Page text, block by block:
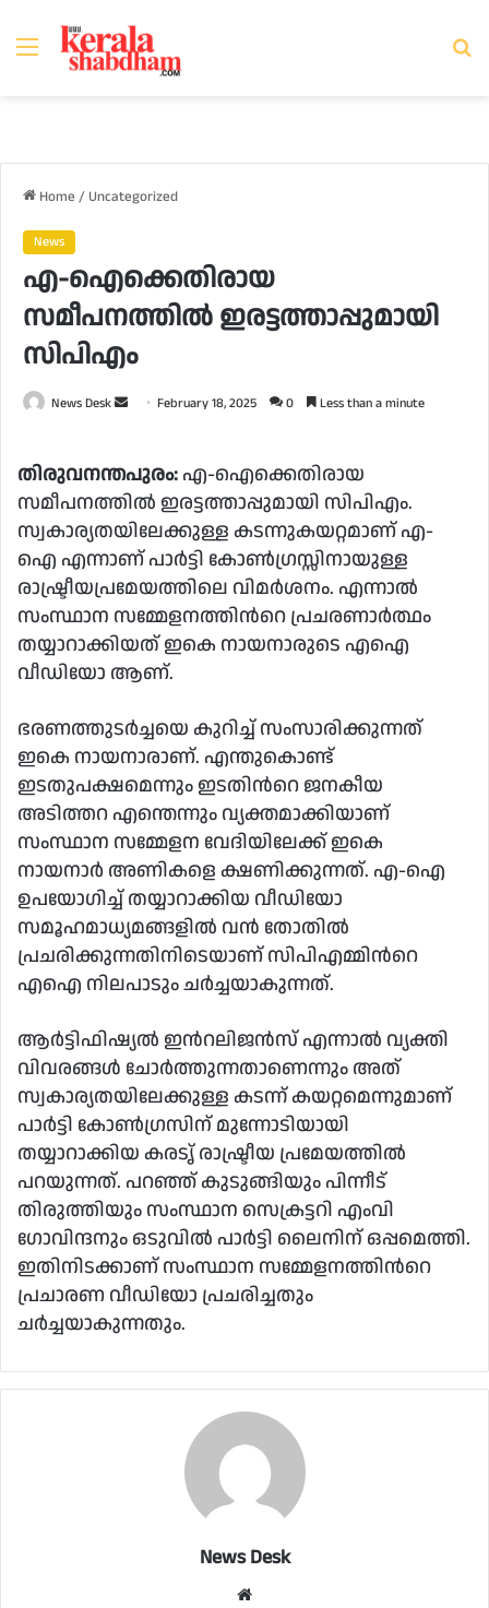
Menu
Home / Uncategorized
News
എ-ഐക്കെതിരായ
സമീപനത്തിൽ ഇരട്ടത്താപ്പുമായി
സിപിഎം
News Desk
Send February 18, 2025 0 Less than a minute
തിരുവനന്തപുരം: എ-ഐക്കെതിരായ
സമീപനത്തിൽ ഇരട്ടത്താപ്പുമായി സിപിഎം.
സ്വകാര്യതയിലേക്കുള്ള കടന്നുകയറ്റമാണ് എ-
ഐ എന്നാണ് പാർട്ടി കോൺഗ്രസ്സിനായുള്ള
രാഷ്ട്രീയപ്രമേയത്തിലെ വിമർശനം. എന്നാൽ
സംസ്ഥാന സമ്മേളനത്തിൻറെ പ്രചരണാർത്ഥം
തയ്യാറാക്കിയത് ഇകെ നായനാരുടെ എഐ
വീഡിയോ ആണ്.
ഭരണത്തുടര്‍ച്ചയെ കുറിച്ച് സംസാരിക്കുന്നത്
ഇകെ നായനാരാണ്. എന്തുകൊണ്ട്
ഇടതുപക്ഷമെന്നും ഇടതിന്‍റെ ജനകീയ
അടിത്തറ എന്തെന്നും വ്യക്തമാക്കിയാണ്
സംസ്ഥാന സമ്മേളന വേദിയിലേക്ക് ഇകെ
നായനാര്‍ അണികളെ ക്ഷണിക്കുന്നത്. എ-ഐ
ഉപയോഗിച്ച് തയ്യാറാക്കിയ വീഡിയോ
സമൂഹമാധ്യമങ്ങളിൽ വൻ തോതിൽ
പ്രചരിക്കുന്നതിനിടെയാണ് സിപിഎമ്മിന്‍റെ
എഐ നിലപാടും ചര്‍ച്ചയാകുന്നത്.
ആര്‍ട്ടിഫിഷ്യൽ ഇന്‍റലിജൻസ് എന്നാൽ വ്യക്തി
വിവരങ്ങൾ ചോര്‍ത്തുന്നതാണെന്നും അത്
സ്വകാര്യതയിലേക്കുള്ള കടന്ന് കയറ്റമെന്നുമാണ്
പാര്‍ട്ടി കോൺഗ്രസിന് മുന്നോടിയായി
തയ്യാറാക്കിയ കരടൃ് രാഷ്ട്രീയ പ്രമേയത്തിൽ
പറയുന്നത്. പറഞ്ഞ് കുടുങ്ങിയും പിന്നീട്
തിരുത്തിയും സംസ്ഥാന സെക്രട്ടറി എംവി
ഗോവിന്ദനും ഒടുവിൽ പാര്‍ട്ടി ലൈനിന് ഒപ്പമെത്തി.
ഇതിനിടക്കാണ് സംസ്ഥാന സമ്മേളനത്തിന്‍റെ
പ്രചാരണ വീഡിയോ പ്രചരിച്ചതും
ചര്‍ച്ചയാകുന്നതും.
News Desk